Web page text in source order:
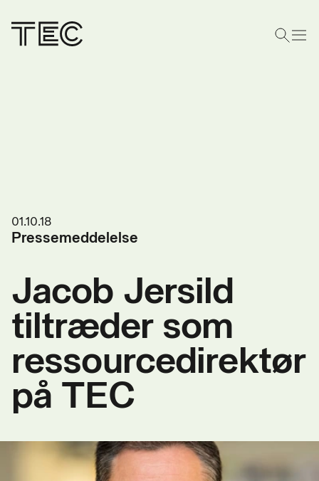
01.10.18
Pressemeddelelse
Jacob Jersild
tiltræder som
ressourcedirektør
på TEC